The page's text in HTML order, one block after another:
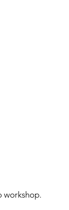
workshop.